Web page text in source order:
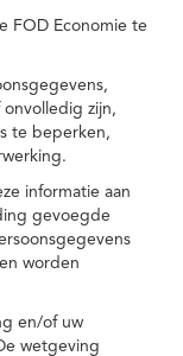
FOD Economie te
zijn,
te beperken,
informatie aan
gevoegde
worden
en/of uw
wetgeving